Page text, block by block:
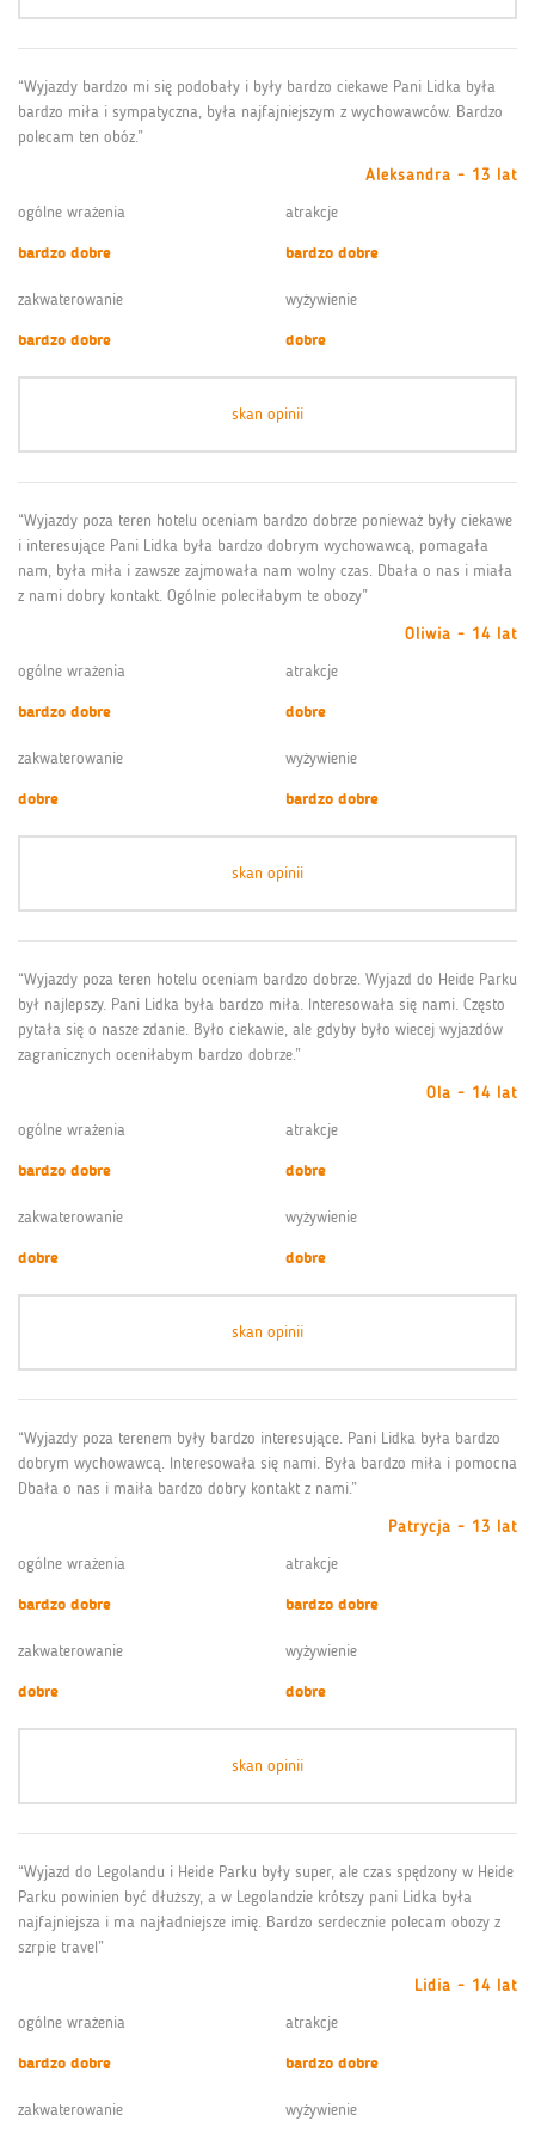
“Wyjazdy bardzo mi się podobały i były bardzo ciekawe Pani Lidka była
bardzo miła i sympatyczna, była najfajniejszym z wychowawców. Bardzo
polecam ten obóz.”
Aleksandra - 13 lat
ogólne wrażenia
bardzo dobre
atrakcje
bardzo dobre
zakwaterowanie
bardzo dobre
wyżywienie
dobre
skan opinii
“Wyjazdy poza teren hotelu oceniam bardzo dobrze ponieważ były ciekawe
i interesujące Pani Lidka była bardzo dobrym wychowawcą, pomagała
nam, była miła i zawsze zajmowała nam wolny czas. Dbała o nas i miała
z nami dobry kontakt. Ogólnie poleciłabym te obozy”
Oliwia - 14 lat
ogólne wrażenia
bardzo dobre
atrakcje
dobre
zakwaterowanie
dobre
wyżywienie
bardzo dobre
skan opinii
“Wyjazdy poza teren hotelu oceniam bardzo dobrze. Wyjazd do Heide Parku
był najlepszy. Pani Lidka była bardzo miła. Interesowała się nami. Często
pytała się o nasze zdanie. Było ciekawie, ale gdyby było wiecej wyjazdów
zagranicznych oceniłabym bardzo dobrze.”
Ola - 14 lat
ogólne wrażenia
bardzo dobre
atrakcje
dobre
zakwaterowanie
dobre
wyżywienie
dobre
skan opinii
“Wyjazdy poza terenem były bardzo interesujące. Pani Lidka była bardzo
dobrym wychowawcą. Interesowała się nami. Była bardzo miła i pomocna
Dbała o nas i maiła bardzo dobry kontakt z nami.”
Patrycja - 13 lat
ogólne wrażenia
bardzo dobre
atrakcje
bardzo dobre
zakwaterowanie
dobre
wyżywienie
dobre
skan opinii
“Wyjazd do Legolandu i Heide Parku były super, ale czas spędzony w Heide
Parku powinien być dłuższy, a w Legolandzie krótszy pani Lidka była
najfajniejsza i ma najładniejsze imię. Bardzo serdecznie polecam obozy z
szrpie travel”
Lidia - 14 lat
ogólne wrażenia
bardzo dobre
atrakcje
bardzo dobre
zakwaterowanie
wyżywienie